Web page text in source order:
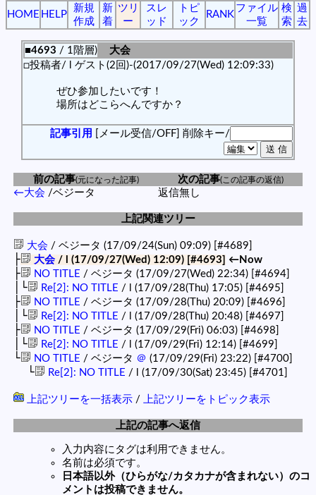
HOME HELP
新規
作成
新
着
ツリ
ー
スレ
ッド
トピ
ック
RANK
ファイル
一覧
検
索
過
去
■4693 / 1階層)
大会
□投稿者/ l ゲスト(2回)-(2017/09/27(Wed) 12:09:33)
ぜひ参加したいです！
場所はどこらへんですか？
記事引用 [メール受信/OFF] 削除キー/
前の記事(元になった記事) 次の記事(この記事の返信)
←大会 /ベジータ 返信無し
上記関連ツリー
大会 / ベジータ (17/09/24(Sun) 09:09) [#4689]
├ 大会 / l (17/09/27(Wed) 12:09) [#4693] ←Now
├ NO TITLE / ベジータ (17/09/27(Wed) 22:34) [#4694]
│└ Re[2]: NO TITLE / l (17/09/28(Thu) 17:05) [#4695]
├ NO TITLE / ベジータ (17/09/28(Thu) 20:09) [#4696]
│└ Re[2]: NO TITLE / l (17/09/28(Thu) 20:48) [#4697]
├ NO TITLE / ベジータ (17/09/29(Fri) 06:03) [#4698]
│└ Re[2]: NO TITLE / l (17/09/29(Fri) 12:14) [#4699]
└ NO TITLE / ベジータ ＠ (17/09/29(Fri) 23:22) [#4700]
└ Re[2]: NO TITLE / l (17/09/30(Sat) 23:45) [#4701]
上記ツリーを一括表示 / 上記ツリーをトピック表示
上記の記事へ返信
入力内容にタグは利用できません。
名前は必須です。
日本語以外（ひらがな/カタカナが含まれない）のコ
メントは投稿できません。